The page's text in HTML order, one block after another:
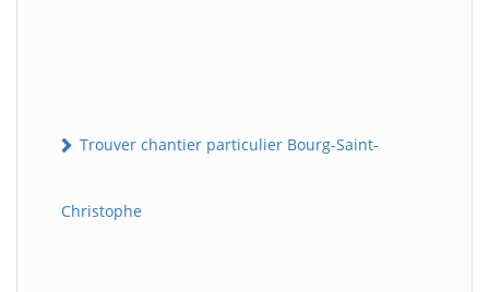
Trouver chantier particulier Bourg-Saint-
Christophe